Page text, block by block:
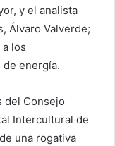
y el analista
Álvaro Valverde;
los
de energía.
del Consejo
Intercultural de
una rogativa